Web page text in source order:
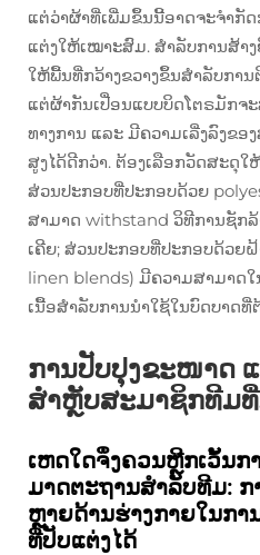
ແຕ່ວ່າຜ້າທີ່ເພີ່ມຂຶ້ນນີ້ອາດຈະຈຳກັ
ແຕ່ງໃຫ້ເໝາະສົມ. ສຳລັບການສ້າ
ໃຫ້ພື້ນທີ່ກວ້າງຂວາງຂຶ້ນສຳລັບກາ
ແຕ່ຜ້າກັນເປື່ອນແບບບິດໂຕຣມັກຈ
ທາງການ ແລະ ມີຄວາມເລີ່ງລົງຂ
ສູງໄດ້ດີກວ່າ. ຕ້ອງເລືອກວັດສະດຸ
ສ່ວນປະກອບທີ່ປະກອບດ້ວຍ
ສາມາດ withstand ວິທີການຊັກ
ເຄີຍ; ສ່ວນປະກອບທີ່ປະກອບດ້ວຍ
linen blends) ມີຄວາມສາມາດ
ເນື້ອສຳລັບການນຳໃຊ້ໃນບົດບາດ
ການປັບປຸງຂະໜາດ
ສຳຫຼັບສະມາຊິກທີມ
ເຫດໃດຈຶ່ງຄວນຫຼີກເວັ້ນ
ມາດຕະຖານສຳລັບທີມ:
ຫຼາຍດ້ານຮ່າງກາຍໃນກ
ທີ່ປັບແຕ່ງໄດ້